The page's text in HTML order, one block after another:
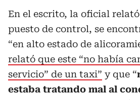
En el escrito, la oficial
puesto de control, se
“en alto estado de
relató que este “no había
servicio” de un taxi” y que “
estaba tratando mal al